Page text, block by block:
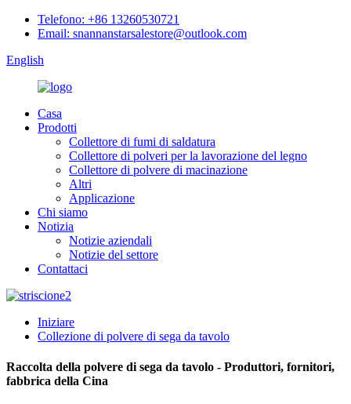
Telefono: +86 13260530721
Email: snannanstarsalestore@outlook.com
English
Casa
Prodotti
Collettore di fumi di saldatura
Collettore di polveri per la lavorazione del legno
Collettore di polvere di macinazione
Altri
Applicazione
Chi siamo
Notizia
Notizie aziendali
Notizie del settore
Contattaci
Iniziare
Collezione di polvere di sega da tavolo
Raccolta della polvere di sega da tavolo - Produttori, fornitori,
fabbrica della Cina